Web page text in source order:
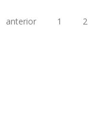
Páginas
anterior
1 2